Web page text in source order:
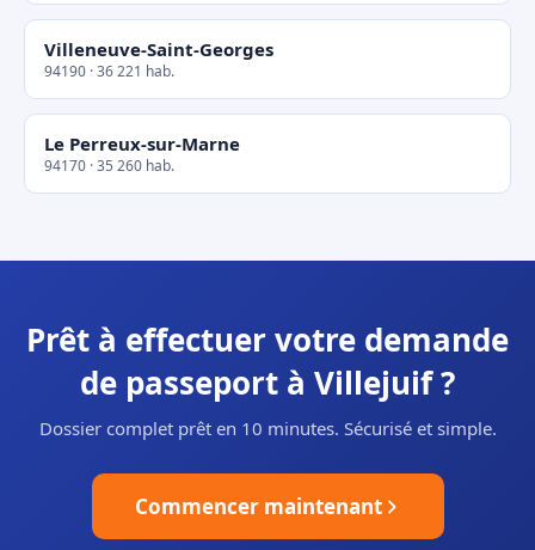
Villeneuve-Saint-Georges
94190 · 36 221 hab.
Le Perreux-sur-Marne
94170 · 35 260 hab.
Prêt à effectuer votre demande
de passeport à Villejuif ?
Dossier complet prêt en 10 minutes. Sécurisé et simple.
Commencer maintenant